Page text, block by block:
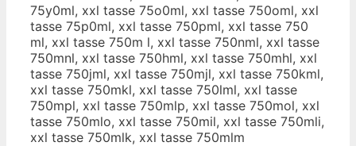
75y0ml, xxl tasse 75o0ml, xxl tasse 750oml, xxl
tasse 75p0ml, xxl tasse 750pml, xxl tasse 750
ml, xxl tasse 750m l, xxl tasse 750nml, xxl tasse
750mnl, xxl tasse 750hml, xxl tasse 750mhl, xxl
tasse 750jml, xxl tasse 750mjl, xxl tasse 750kml,
xxl tasse 750mkl, xxl tasse 750lml, xxl tasse
750mpl, xxl tasse 750mlp, xxl tasse 750mol, xxl
tasse 750mlo, xxl tasse 750mil, xxl tasse 750mli,
xxl tasse 750mlk, xxl tasse 750mlm